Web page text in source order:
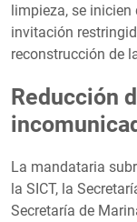
limpieza, se
invitación
reconstrucción de
Reducción
La mandataria
la SICT, la
Secretaría de